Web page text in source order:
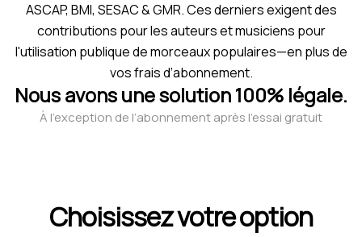
ASCAP, BMI, SESAC & GMR. Ces derniers exigent des
contributions pour les auteurs et musiciens pour
l'utilisation publique de morceaux populaires—en plus de
vos frais d’abonnement.
Nous avons une solution 100% légale.
À l’exception de l’abonnement après l’essai gratuit
Choisissez votre option